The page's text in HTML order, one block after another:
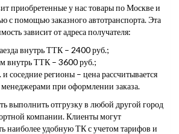
приобретенные у нас товары по Москве и
с помощью заказного автотранспорта. Эта
зависит от адреса получателя:
внутрь ТТК – 2400 руб.;
внутрь ТТК – 3600 руб.;
соседние регионы – цена рассчитывается
при оформлении заказа.
выполнить отгрузку в любой другой город
компании. Клиенты могут
наиболее удобную ТК с учетом тарифов и